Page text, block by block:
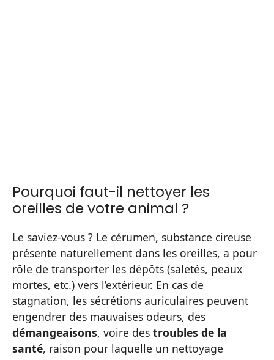
Pourquoi faut-il nettoyer les
oreilles de votre animal ?
Le saviez-vous ? Le cérumen, substance cireuse
présente naturellement dans les oreilles, a pour
rôle de transporter les dépôts (saletés, peaux
mortes, etc.) vers l’extérieur. En cas de
stagnation, les sécrétions auriculaires peuvent
engendrer des mauvaises odeurs, des
démangeaisons, voire des troubles de la
santé, raison pour laquelle un nettoyage